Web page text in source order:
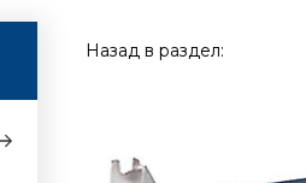
Назад в раздел: